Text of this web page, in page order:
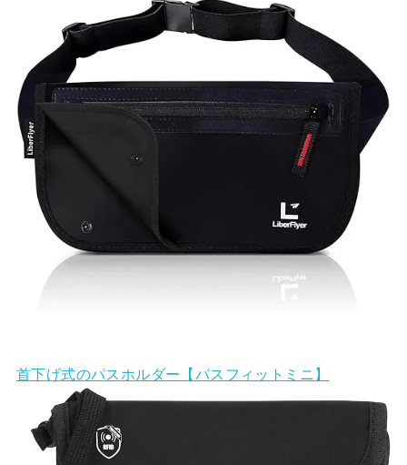
首下げ式のパスホルダー【パスフィットミニ】